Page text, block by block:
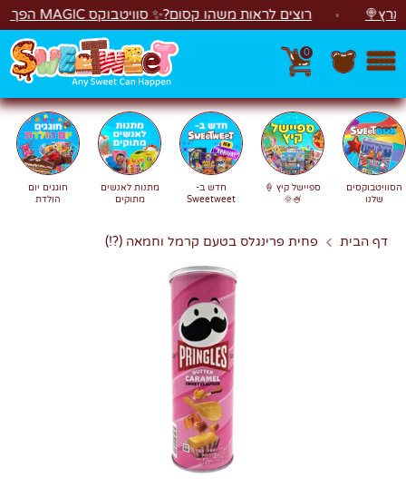
דלג רוצים לראות משהו קסום?✨ סוויטבוקס MAGIC הפך ל"מכונת משחקים"! 🎁🕹️
0
חפשחיפוש
הסוויטבוקסים
שלנו
ספיישל קיץ 🍦
🍧🌞
חדש ב-
Sweetweet
מתנות לאנשים
מתוקים
חוגגים יום
הולדת
דף הבית פחית פרינגלס בטעם קרמל וחמאה (?!)